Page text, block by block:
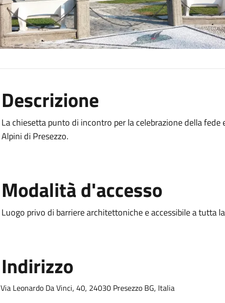
Descrizione
La chiesetta punto di incontro per la celebrazione della
Alpini di Presezzo.
Modalità d'accesso
Luogo privo di barriere architettoniche e accessibile a tutta
Indirizzo
Via Leonardo Da Vinci, 40, 24030 Presezzo BG, Italia